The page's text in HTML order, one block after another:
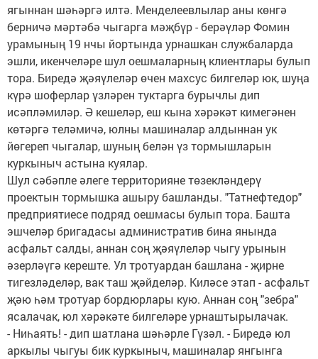
ягыннан шәһәргә илтә. Менделеевлылар аны көнгә
берничә мәртәбә чыгарга мәҗбүр - берәүләр Фомин
урамының 19 нчы йортында урнашкан службаларда
эшли, икенчеләре шул оешмаларның клиентлары булып
тора. Биредә җәяүлеләр өчен махсус билгеләр юк, шуңа
күрә шоферлар үзләрен туктарга бурычлы дип
исәпләмиләр. Ә кешеләр, еш кына хәрәкәт кимегәнен
көтәргә теләмичә, юлны машиналар алдыннан ук
йөгереп чыгалар, шуның белән үз тормышларын
куркыныч астына куялар.
Шул сәбәпле әлеге территорияне төзекләндерү
проектын тормышка ашыру башланды. "Татнефтедор"
предприятиесе подряд оешмасы булып тора. Башта
эшчеләр бригадасы административ бина янында
асфальт салды, аннан соң җәяүлеләр чыгу урынын
әзерләүгә кереште. Ул тротуардан башлана - җирне
тигезләделәр, вак таш җәйделәр. Киләсе этап - асфальт
җәю һәм тротуар бордюрлары кую. Аннан соң "зебра"
ясалачак, юл хәрәкәте билгеләре урнаштырылачак.
- Ниһаять! - дип шатлана шәһәрле Гүзәл. - Биредә юл
аркылы чыгуы бик куркыныч, машиналар янгынга